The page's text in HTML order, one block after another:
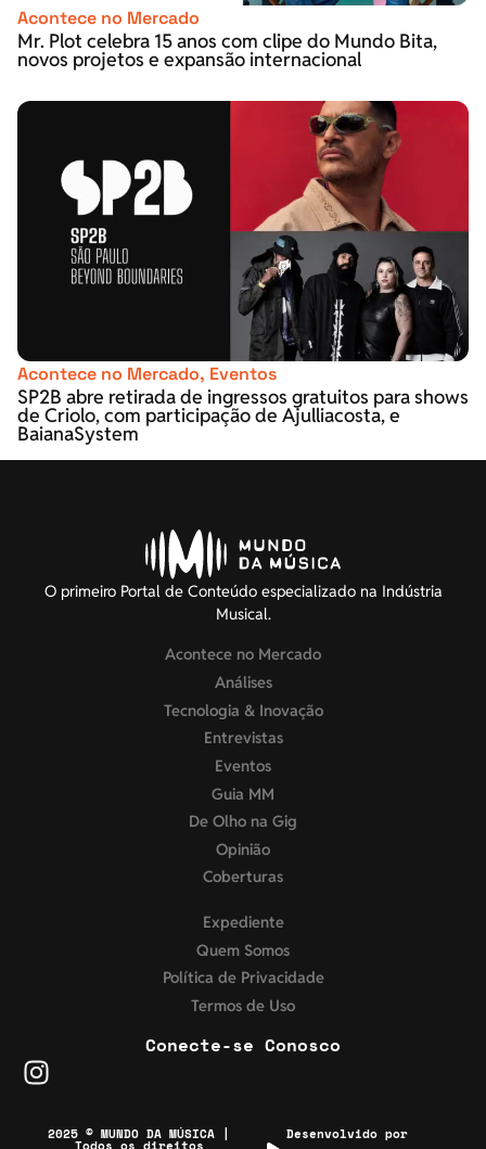
Acontece no Mercado
Mr. Plot celebra 15 anos com clipe do Mundo Bita,
novos projetos e expansão internacional
Acontece no Mercado, Eventos
SP2B abre retirada de ingressos gratuitos para shows
de Criolo, com participação de Ajulliacosta, e
BaianaSystem
O primeiro Portal de Conteúdo especializado na Indústria
Musical.
Acontece no Mercado
Análises
Tecnologia & Inovação
Entrevistas
Eventos
Guia MM
De Olho na Gig
Opinião
Coberturas
Expediente
Quem Somos
Política de Privacidade
Termos de Uso
Conecte-se Conosco
2025 © MUNDO DA MÚSICA | Desenvolvido por